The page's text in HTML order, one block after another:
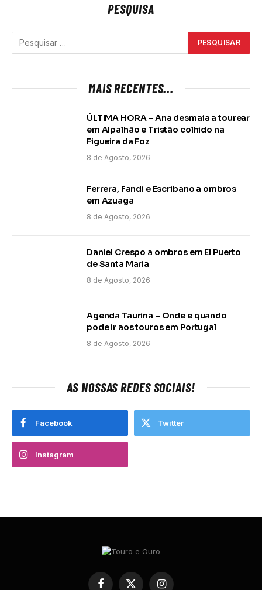
PESQUISA
MAIS RECENTES...
ÚLTIMA HORA – Ana desmaia a tourear
em Alpalhão e Tristão colhido na
Figueira da Foz
8 de Agosto, 2026
Ferrera, Fandi e Escribano a ombros
em Azuaga
8 de Agosto, 2026
Daniel Crespo a ombros em El Puerto
de Santa Maria
8 de Agosto, 2026
Agenda Taurina – Onde e quando
pode ir aos touros em Portugal
8 de Agosto, 2026
AS NOSSAS REDES SOCIAIS!
Facebook Twitter
Instagram